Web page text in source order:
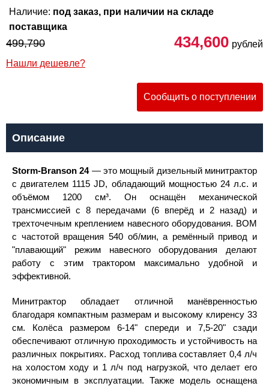
Наличие: под заказ, при наличии на складе
поставщика
499,790 434,600 рублей
Нашли дешевле?
Сообщить о поступлении
Описание
Storm-Branson 24— это мощный дизельный минитрактор
с двигателем 1115 JD, обладающий мощностью 24 л.с. и
объёмом 1200 см³. Он оснащён механической
трансмиссией с 8 передачами (6 вперёд и 2 назад) и
трехточечным креплением навесного оборудования. ВОМ
с частотой вращения 540 об/мин, а ремённый привод и
"плавающий" режим навесного оборудования делают
работу с этим трактором максимально удобной и
эффективной.
Минитрактор обладает отличной манёвренностью
благодаря компактным размерам и высокому клиренсу 33
см. Колёса размером 6-14" спереди и 7,5-20" сзади
обеспечивают отличную проходимость и устойчивость на
различных покрытиях. Расход топлива составляет 0,4 л/ч
на холостом ходу и 1 л/ч под нагрузкой, что делает его
экономичным в эксплуатации. Также модель оснащена